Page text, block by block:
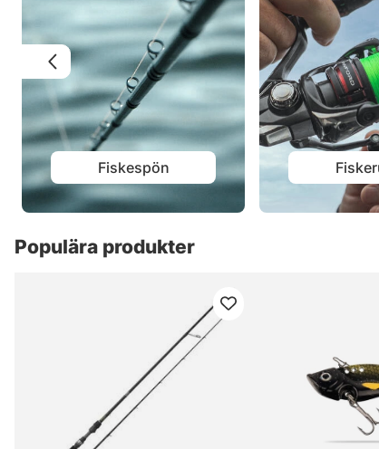
Fiskespön
Populära produkter